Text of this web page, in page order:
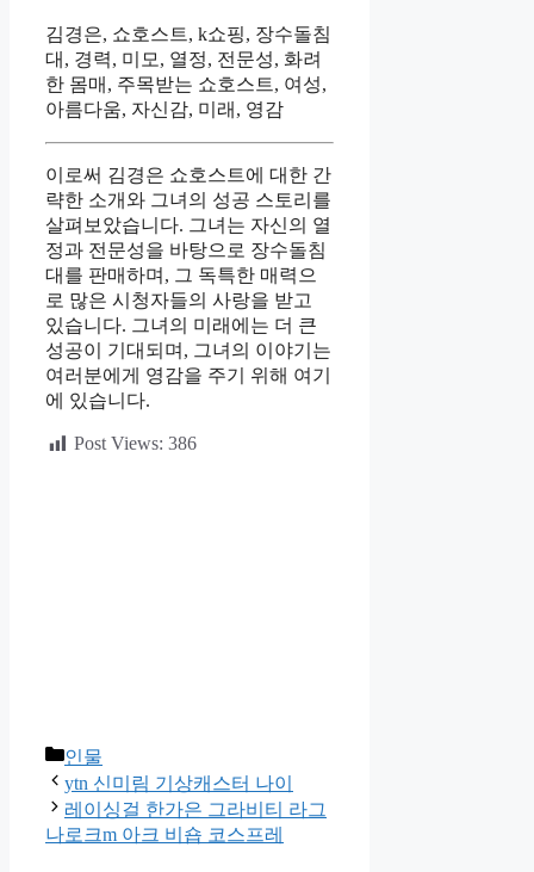
김경은, 쇼호스트, k쇼핑, 장수돌침
대, 경력, 미모, 열정, 전문성, 화려
한 몸매, 주목받는 쇼호스트, 여성,
아름다움, 자신감, 미래, 영감
이로써 김경은 쇼호스트에 대한 간
략한 소개와 그녀의 성공 스토리를
살펴보았습니다. 그녀는 자신의 열
정과 전문성을 바탕으로 장수돌침
대를 판매하며, 그 독특한 매력으
로 많은 시청자들의 사랑을 받고
있습니다. 그녀의 미래에는 더 큰
성공이 기대되며, 그녀의 이야기는
여러분에게 영감을 주기 위해 여기
에 있습니다.
Post Views: 386
카
테
고
리
인물
ytn 신미림 기상캐스터 나이
레이싱걸 한가은 그라비티 라그
나로크m 아크 비숍 코스프레